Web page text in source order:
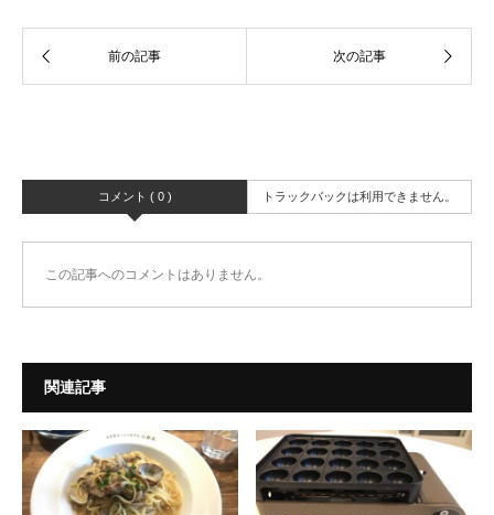
コメント ( 0 ) トラックバックは利用できません。
この記事へのコメントはありません。
関連記事